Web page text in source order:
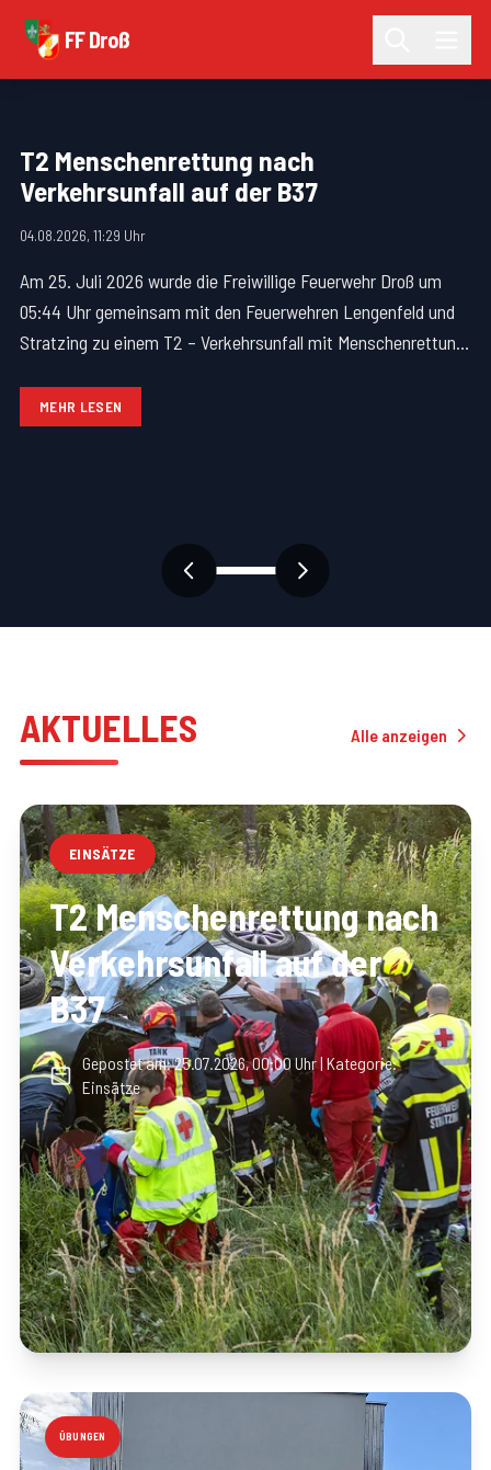
FF Droß
T2 Menschenrettung nach
Verkehrsunfall auf der B37
04.08.2026, 11:29 Uhr
Am 25. Juli 2026 wurde die Freiwillige Feuerwehr Droß um
05:44 Uhr gemeinsam mit den Feuerwehren Lengenfeld und
Stratzing zu einem T2 – Verkehrsunfall mit Menschenrettung
MEHR LESEN
AKTUELLES Alle anzeigen
EINSÄTZE
T2 Menschenrettung nach
Verkehrsunfall auf der
B37
Gepostet am:25.07.2026, 00:00 Uhr| Kategorie:
Einsätze
ÜBUNGEN